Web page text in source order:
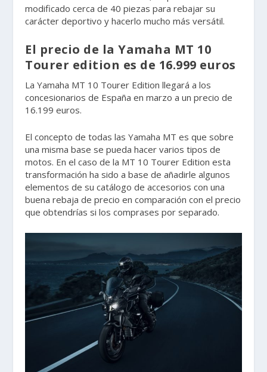
modificado cerca de 40 piezas para rebajar su
carácter deportivo y hacerlo mucho más versátil.
El precio de la Yamaha MT 10
Tourer edition es de 16.999 euros
La Yamaha MT 10 Tourer Edition llegará a los
concesionarios de España en marzo a un precio de
16.199 euros.
El concepto de todas las Yamaha MT es que sobre
una misma base se pueda hacer varios tipos de
motos. En el caso de la MT 10 Tourer Edition esta
transformación ha sido a base de añadirle algunos
elementos de su catálogo de accesorios con una
buena rebaja de precio en comparación con el precio
que obtendrías si los comprases por separado.